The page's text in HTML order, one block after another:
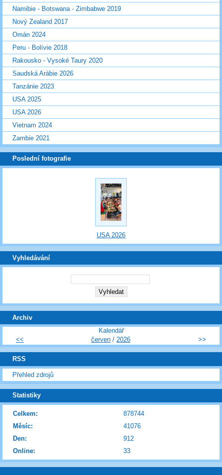
Namibie - Botswana - Zimbabwe 2019
Nový Zealand 2017
Omán 2024
Peru - Bolívie 2018
Rakousko - Vysoké Taury 2020
Saudská Arábie 2026
Tanzánie 2023
USA 2025
USA 2026
Vietnam 2024
Zambie 2021
Poslední fotografie
USA 2026
Vyhledávání
Archiv
Kalendář
<<
červen / 2026 >>
RSS
Přehled zdrojů
Statistiky
Online: 33
Celkem:
878744
Měsíc:
41076
Den:
912